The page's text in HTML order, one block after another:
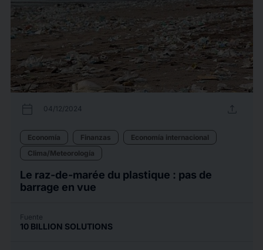
calendar_today 04/12/2024 upload
Economía Finanzas
Economía internacional
Clima/Meteorología
Le raz-de-marée du plastique : pas de
barrage en vue
Fuente
10 BILLION SOLUTIONS